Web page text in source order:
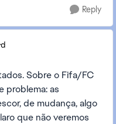
Reply
Sobre o Fifa/FC
problema: as
de mudança, algo
que não veremos